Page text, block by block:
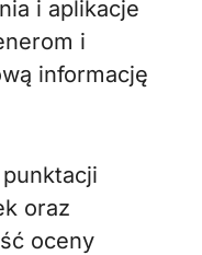
i aplikacje
i
informację
oraz
oceny